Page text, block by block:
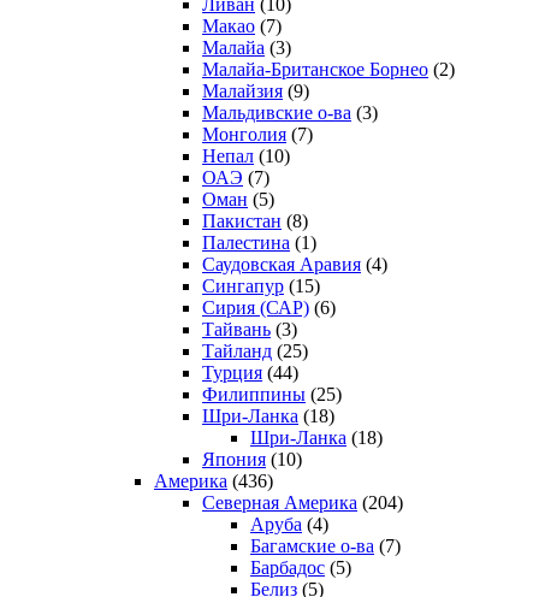
Макао (7)
Малайа (3)
Малайа-Британское Борнео (2)
Малайзия (9)
Мальдивские о-ва (3)
Монголия (7)
Непал (10)
ОАЭ (7)
Оман (5)
Пакистан (8)
Палестина (1)
Саудовская Аравия (4)
Сингапур (15)
Сирия (САР) (6)
Тайвань (3)
Тайланд (25)
Турция (44)
Филиппины (25)
Шри-Ланка (18)
Шри-Ланка (18)
Япония (10)
Америка (436)
Северная Америка (204)
Аруба (4)
Багамские о-ва (7)
Барбадос (5)
Белиз (5)